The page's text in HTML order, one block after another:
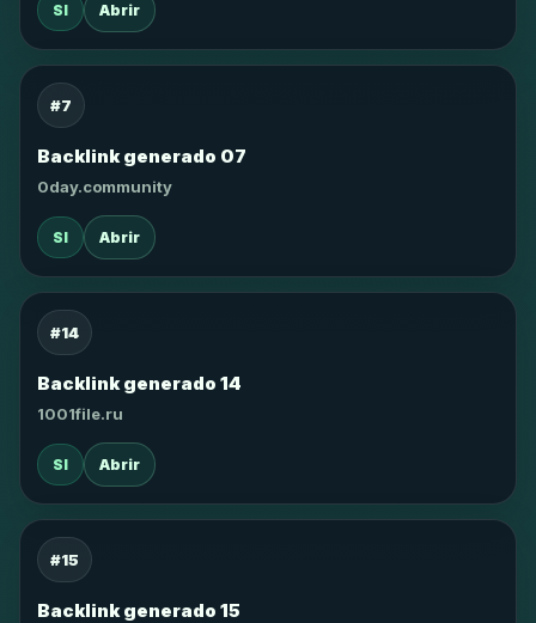
SI Abrir
#7
Backlink generado 07
0day.community
SI Abrir
#14
Backlink generado 14
1001file.ru
SI Abrir
#15
Backlink generado 15